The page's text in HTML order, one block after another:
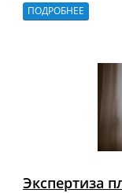
ПОДРОБНЕЕ
Экспертиза